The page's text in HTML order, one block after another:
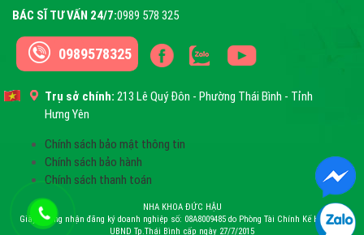
BÁC SĨ TƯ VẤN 24/7:0989 578 325
0989578325
Trụ sở chính: 213 Lê Quý Đôn - Phường Thái Bình - Tỉnh
Hưng Yên
Chính sách bảo mật thông tin
Chính sách bảo hành
Chính sách thanh toán
NHA KHOA ĐỨC HẬU
Giấy chứng nhận đăng ký doanh nghiệp số: 08A8009485 do Phòng Tài Chính Kế Hoạch –
UBND Tp.Thái Bình cấp ngày 27/7/2015